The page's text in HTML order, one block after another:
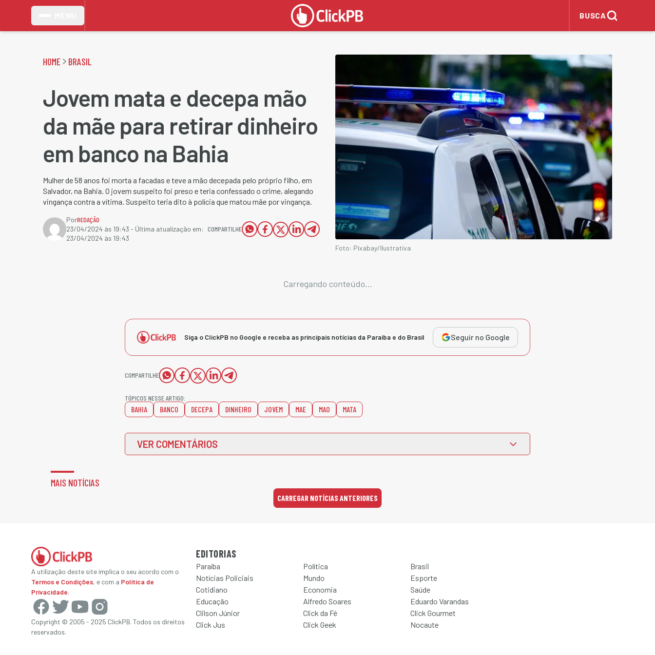
BUSCA
HOME BRASIL
Jovem mata e decepa mão
da mãe para retirar dinheiro
em banco na Bahia
Mulher de 58 anos foi morta a facadas e teve a mão decepada pelo próprio filho, em
Salvador, na Bahia. O jovem suspeito foi preso e teria confessado o crime, alegando
vingança contra a vítima. Suspeito teria dito à polícia que matou mãe por vingança.
PorREDAÇÃO
23/04/2024 às 19:43 - Última atualização em:
23/04/2024 às 19:43
COMPARTILHE
Foto: Pixabay/Ilustrativa
Carregando conteúdo...
Siga o ClickPB no Google e receba as principais notícias da Paraíba e do Brasil Seguir no Google
COMPARTILHE
TÓPICOS NESSE ARTIGO:
BAHIA BANCO DECEPA DINHEIRO JOVEM MAE MAO MATA
VER COMENTÁRIOS
MAIS NOTÍCIAS
CARREGAR NOTÍCIAS ANTERIORES
A utilização deste site implica o seu acordo com o
Termos e Condições, e com a Política de
Privacidade.
Copyright © 2005 - 2025 ClickPB. Todos os direitos
reservados.
EDITORIAS
Paraíba Política
Brasil
Notícias Policiais
Mundo
Esporte
Cotidiano
Economia
Saúde
Educação
Alfredo Soares
Eduardo Varandas
Clilson Júnior
Click da Fé
Click Gourmet
Click Jus
Click Geek Nocaute